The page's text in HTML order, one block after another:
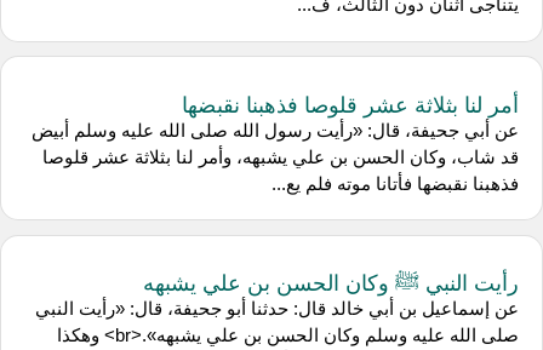
يتناجى اثنان دون الثالث، ف...
أمر لنا بثلاثة عشر قلوصا فذهبنا نقبضها
عن أبي جحيفة، قال: «رأيت رسول الله صلى الله عليه وسلم أبيض
قد شاب، وكان الحسن بن علي يشبهه، وأمر لنا بثلاثة عشر قلوصا
فذهبنا نقبضها فأتانا موته فلم يع...
رأيت النبي ﷺ وكان الحسن بن علي يشبهه
عن إسماعيل بن أبي خالد قال: حدثنا أبو جحيفة، قال: «رأيت النبي
صلى الله عليه وسلم وكان الحسن بن علي يشبهه».<br> وهكذا